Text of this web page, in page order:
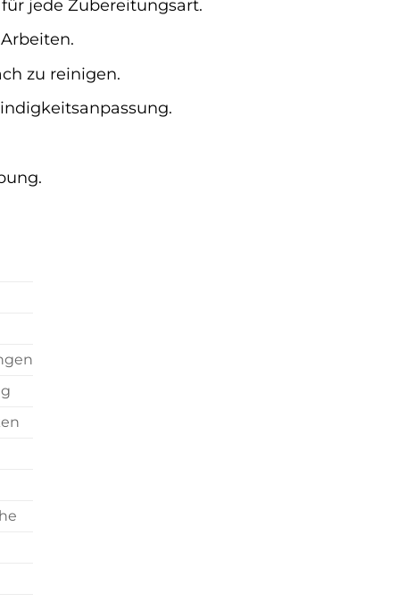
jede Zubereitungsart.
zu reinigen.